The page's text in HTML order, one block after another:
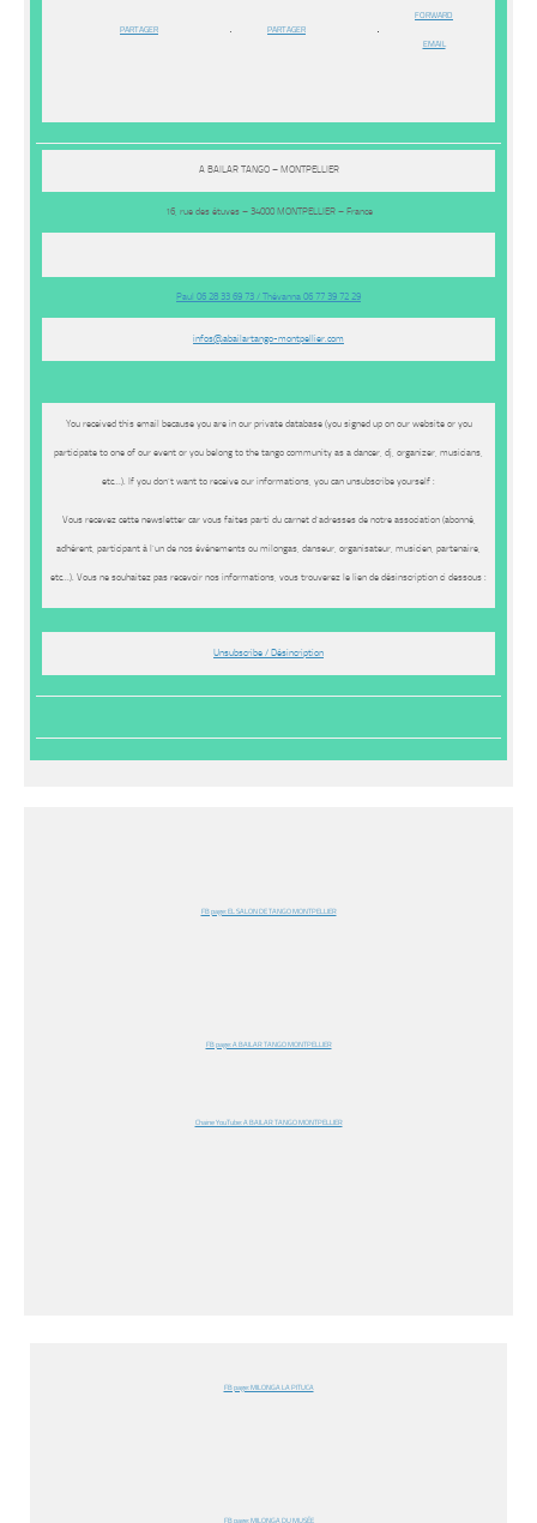
PARTAGER PARTAGER
FORWARD
EMAIL
A BAILAR TANGO – MONTPELLIER
16, rue des étuves – 34000 MONTPELLIER – France
Paul 06 28 33 69 73 / Thévanna 06 77 39 72 29
infos@abailartango-montpellier.com
You received this email because you are in our private database (you signed up on our website or you
participate to one of our event or you belong to the tango community as a dancer, dj, organizer, musicians,
etc…). If you don’t want to receive our informations, you can unsubscribe yourself :
Vous recevez cette newsletter car vous faites parti du carnet d’adresses de notre association (abonné,
adhérent, participant à l’un de nos événements ou milongas, danseur, organisateur, musicien, partenaire,
etc…). Vous ne souhaitez pas recevoir nos informations, vous trouverez le lien de désinscription ci dessous :
Unsubscribe / Désincription
FB page: EL SALON DE TANGO MONTPELLIER
FB page: A BAILAR TANGO MONTPELLIER
Chaine YouTube: A BAILAR TANGO MONTPELLIER
FB page: MILONGA LA PITUCA
FB page: MILONGA DU MUSÉE